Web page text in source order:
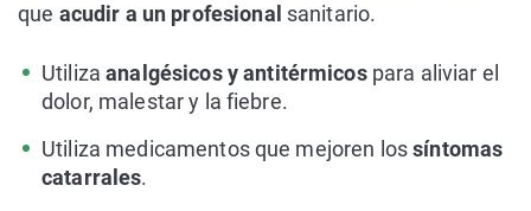
que acudir a un profesional sanitario.
Utilizaanalgésicos y antitérmicospara aliviar el
dolor, malestar y la fiebre.
Utiliza medicamentos que mejoren lossíntomas
catarrales.